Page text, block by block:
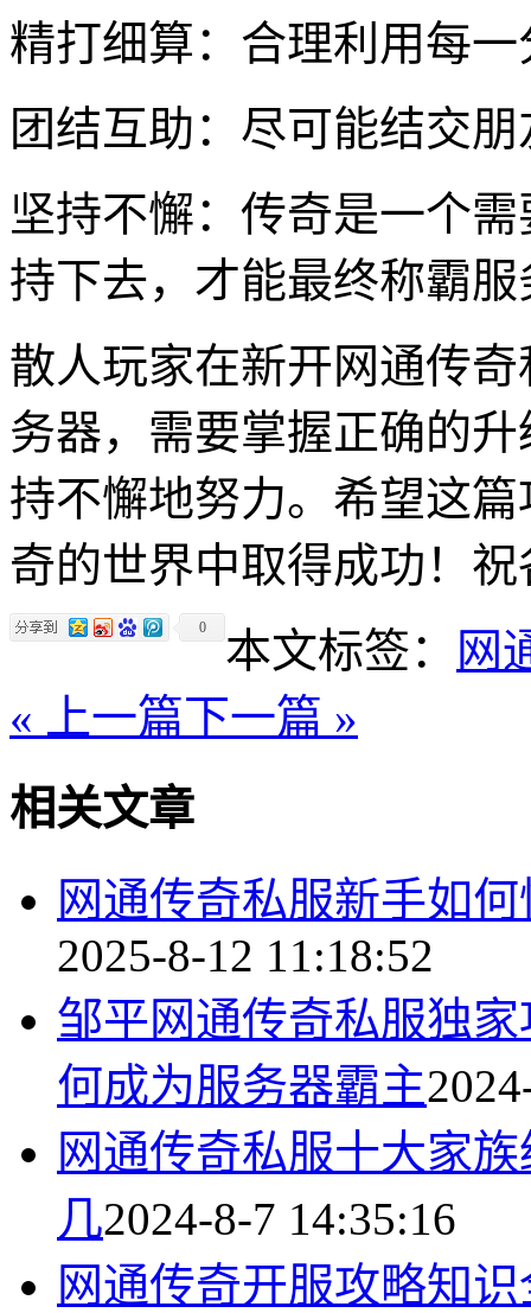
精打细算：合理利用每
团结互助：尽可能结交
坚持不懈：传奇是一个
持下去，才能最终称霸服
散人玩家在新开网通传
务器，需要掌握正确的
持不懈地努力。希望这
奇的世界中取得成功！
0 本文标签：
网
« 上一篇下一篇 »
相关文章
网通传奇私服新手如
2025-8-12 11:18:52
邹平网通传奇私服独
何成为服务器霸主
网通传奇私服十大家
几2024-8-7 14:35:16
网通传奇开服攻略知